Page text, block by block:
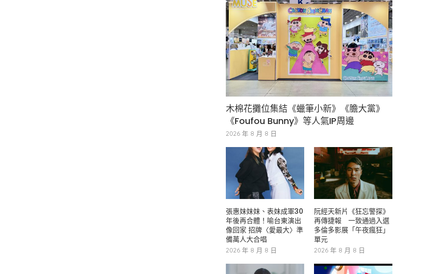
木棉花攤位集結《蠟筆小新》《膽大黨》
《Foufou Bunny》等人氣IP周邊
2026 年 8 月 8 日
張惠妹妹妹、表妹成軍30
年後再合體！喻台東演出
像回家 招牌〈愛最大〉準
備萬人大合唱
2026 年 8 月 8 日
阮經天新片《狂忘警探》
再傳捷報 一致通過入選
多倫多影展「午夜瘋狂」
單元
2026 年 8 月 8 日